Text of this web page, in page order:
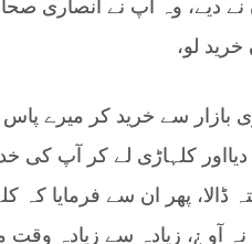
نے دیے، وہ آپ نے انصاری
خرید لو،
بازار سے خرید کر میرے پاس
دیااور کلہاڑی لے کر آپ
پھر ان سے فرمایا کہ
نہ آو ¿، زیادہ سے زیادہ